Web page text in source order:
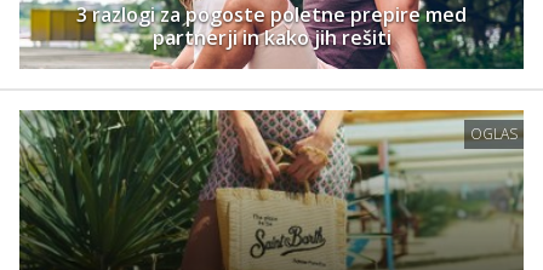
3 razlogi za pogoste poletne prepire med
partnerji in kako jih rešiti
OGLAS